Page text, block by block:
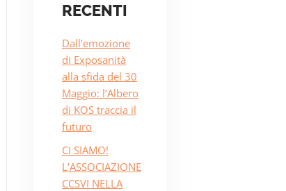
RECENTI
Dall’emozione
di Exposanità
alla sfida del 30
Maggio: l’Albero
di KOS traccia il
futuro
CI SIAMO!
L’ASSOCIAZIONE
CCSVI NELLA